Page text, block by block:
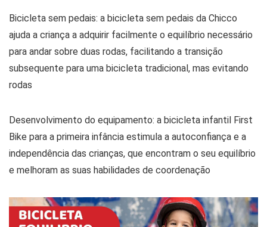
Bicicleta sem pedais: a bicicleta sem pedais da Chicco
ajuda a criança a adquirir facilmente o equilíbrio necessário
para andar sobre duas rodas, facilitando a transição
subsequente para uma bicicleta tradicional, mas evitando
rodas
Desenvolvimento do equipamento: a bicicleta infantil First
Bike para a primeira infância estimula a autoconfiança e a
independência das crianças, que encontram o seu equilíbrio
e melhoram as suas habilidades de coordenação